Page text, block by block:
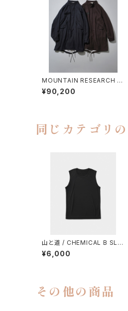
MOUNTAIN RESEARCH /
MT-65
¥90,200
同じカテゴリ
山と道 / CHEMICAL B SLE
EVELESS（MEN）
¥6,000
その他の商品